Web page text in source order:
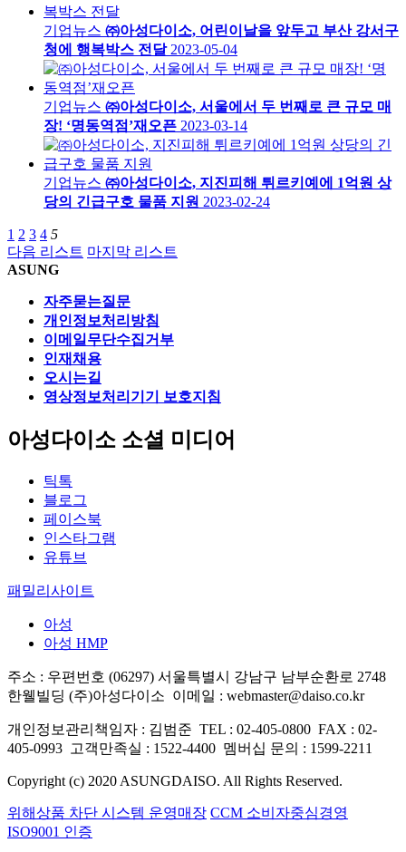
기업뉴스 ㈜아성다이소, 어린이날을 앞두고 부산 강서구
청에 행복박스 전달 2023-05-04
기업뉴스 ㈜아성다이소, 서울에서 두 번째로 큰 규모 매
장! ‘명동역점’재오픈 2023-03-14
기업뉴스 ㈜아성다이소, 지진피해 튀르키예에 1억원 상
당의 긴급구호 물품 지원 2023-02-24
1 2 3 4 5
다음 리스트 마지막 리스트
ASUNG
자주묻는질문
개인정보처리방침
이메일무단수집거부
인재채용
오시는길
영상정보처리기기 보호지침
아성다이소 소셜 미디어
틱톡
블로그
페이스북
인스타그램
유튜브
패밀리사이트
아성
아성 HMP
주소 : 우편번호 (06297) 서울특별시 강남구 남부순환로 2748
한웰빌딩 (주)아성다이소 이메일 : webmaster@daiso.co.kr
개인정보관리책임자 : 김범준 TEL : 02-405-0800 FAX : 02-
405-0993 고객만족실 : 1522-4400 멤버십 문의 : 1599-2211
Copyright (c) 2020 ASUNGDAISO. All Rights Reserved.
위해상품 차단 시스템 운영매장 CCM 소비자중심경영
ISO9001 인증